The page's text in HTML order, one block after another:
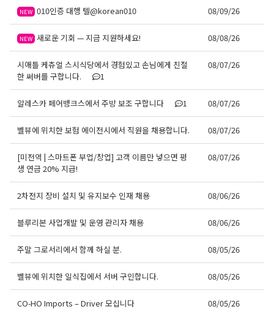
NEW 010인증 대행 텔@korean010 08/09/26
NEW 새로운 기회 — 지금 지원하세요! 08/08/26
시애틀 케츄얼 스시식당에서 경험있고 손님에게 친절
한 써버를 구합니다.
1
08/07/26
알레스카 페어뱅크스에서 주방 보조 구합니다 1 08/07/26
벨뷰에 위치한 보험 에이전시에서 직원을 채용합니다. 08/07/26
[미전역 | 스마트폰 부업/창업] 고객 이름만 넣으면 평
생 연금 20% 지급!
08/07/26
2차전지 장비 설치 및 유지보수 인재 채용 08/06/26
블루리본 사업개발 및 운영 관리자 채용 08/06/26
주말 그로서리에서 함께 하실 분. 08/05/26
벨뷰에 위치한 일식집에서 서버 구인합니다. 08/05/26
CO-HO Imports – Driver 모십니다 08/05/26